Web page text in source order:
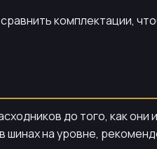
комплектации,
до того, как
на уровне,